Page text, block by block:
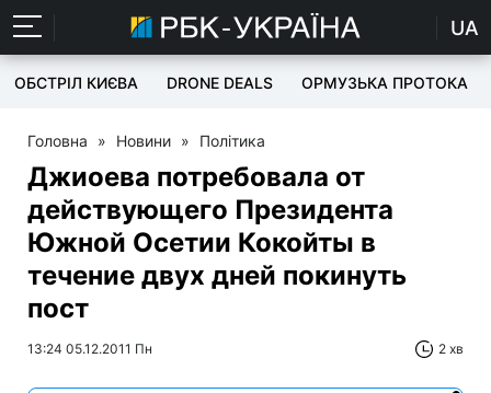
UA
ОБСТРІЛ КИЄВА DRONE DEALS ОРМУЗЬКА ПРОТОКА
Головна » Новини » Політика
Джиоева потребовала от
действующего Президента
Южной Осетии Кокойты в
течение двух дней покинуть
пост
13:24 05.12.2011 Пн 2 хв